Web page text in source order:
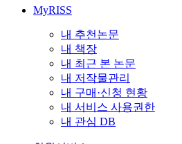
MyRISS
내 추천논문
내 책장
내 최근 본 논문
내 저작물관리
내 구매·신청 현황
내 서비스 사용권한
내 관심 DB